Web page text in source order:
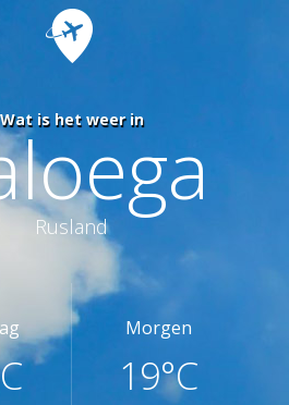
Wat is het weer in
Rusland
Morgen
19°C